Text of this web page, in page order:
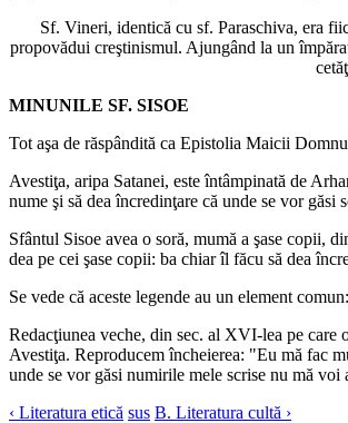
Sf. Vineri, identică cu sf. Paraschiva, era
propovădui creştinismul. Ajungând la un
MINUNILE SF. SISOE
Tot aşa de răspândită ca Epistolia Maicii
Avestiţa, aripa Satanei, este întâmpinată de
nume şi să dea încredinţare că unde se vor găsi
Sfântul Sisoe avea o soră, mumă a şase copii,
dea pe cei şase copii: ba chiar îl făcu să dea
Se vede că aceste legende au un element
Redacţiunea veche, din sec. al XVI-lea pe care
Avestiţa. Reproducem încheierea: "Eu mă fac
unde se vor găsi numirile mele scrise nu mă
‹ Literatura etică sus B. Literatura cultă ›